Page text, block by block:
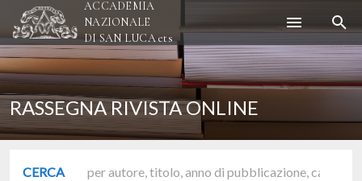
ACCADEMIA
NAZIONALE
DI SAN LUCAets
RASSEGNA RIVISTA ONLINE
CERCA